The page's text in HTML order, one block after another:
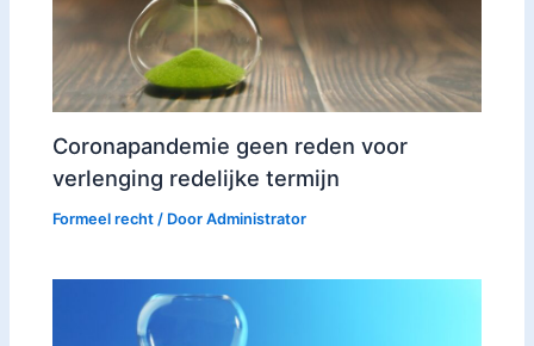
Coronapandemie geen reden voor
verlenging redelijke termijn
Formeel recht / DoorAdministrator